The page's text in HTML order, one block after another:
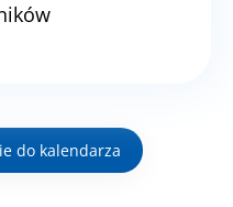
do kalendarza